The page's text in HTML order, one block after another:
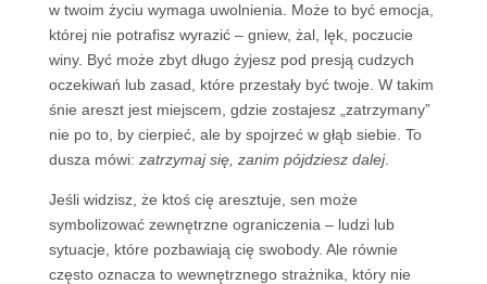
w twoim życiu wymaga uwolnienia. Może to być emocja,
której nie potrafisz wyrazić – gniew, żal, lęk, poczucie
winy. Być może zbyt długo żyjesz pod presją cudzych
oczekiwań lub zasad, które przestały być twoje. W takim
śnie areszt jest miejscem, gdzie zostajesz „zatrzymany”
nie po to, by cierpieć, ale by spojrzeć w głąb siebie. To
dusza mówi: zatrzymaj się, zanim pójdziesz dalej.
Jeśli widzisz, że ktoś cię aresztuje, sen może
symbolizować zewnętrzne ograniczenia – ludzi lub
sytuacje, które pozbawiają cię swobody. Ale równie
często oznacza to wewnętrznego strażnika, który nie